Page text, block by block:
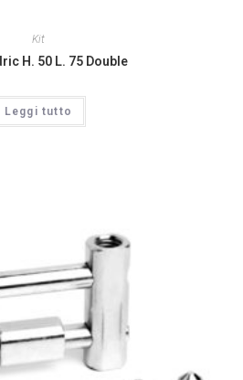
Kit
H. 50 L. 75 Double
Leggi tutto